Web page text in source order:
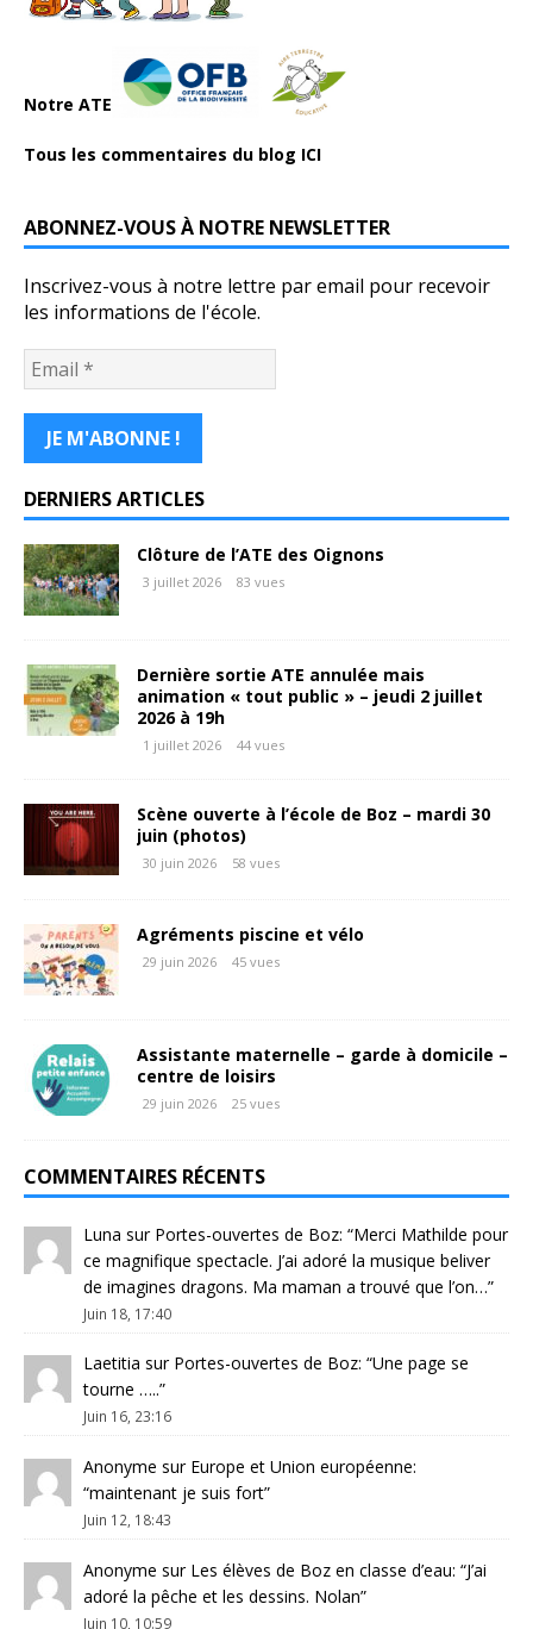
Notre ATE
Tous les commentaires du blog ICI
ABONNEZ-VOUS À NOTRE NEWSLETTER
Inscrivez-vous à notre lettre par email pour recevoir
les informations de l'école.
DERNIERS ARTICLES
Clôture de l’ATE des Oignons
3 juillet 2026 83 vues
Dernière sortie ATE annulée mais
animation « tout public » – jeudi 2 juillet
2026 à 19h
1 juillet 2026 44 vues
Scène ouverte à l’école de Boz – mardi 30
juin (photos)
30 juin 2026 58 vues
Agréments piscine et vélo
29 juin 2026 45 vues
Assistante maternelle – garde à domicile –
centre de loisirs
29 juin 2026 25 vues
COMMENTAIRES RÉCENTS
Luna sur Portes-ouvertes de Boz: “Merci Mathilde pour
ce magnifique spectacle. J’ai adoré la musique beliver
de imagines dragons. Ma maman a trouvé que l’on…”
Juin 18, 17:40
Laetitia sur Portes-ouvertes de Boz: “Une page se
tourne …..”
Juin 16, 23:16
Anonyme sur Europe et Union européenne:
“maintenant je suis fort”
Juin 12, 18:43
Anonyme sur Les élèves de Boz en classe d’eau: “J’ai
adoré la pêche et les dessins. Nolan”
Juin 10, 10:59